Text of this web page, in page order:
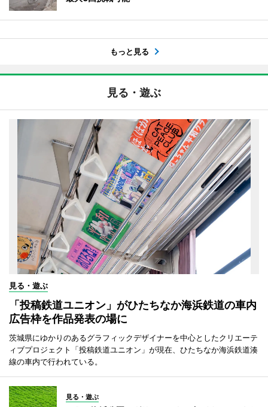
もっと見る
見る・遊ぶ
見る・遊ぶ
「投稿鉄道ユニオン」がひたちなか海浜鉄道の車内
広告枠を作品発表の場に
茨城県にゆかりのあるグラフィックデザイナーを中心としたクリエーテ
ィブプロジェクト「投稿鉄道ユニオン」が現在、ひたちなか海浜鉄道湊
線の車内で行われている。
見る・遊ぶ